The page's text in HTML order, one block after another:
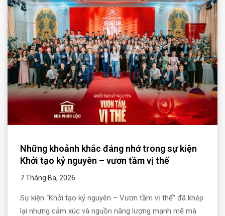
Những khoảnh khắc đáng nhớ trong sự kiện
Khởi tạo kỷ nguyên – vươn tầm vị thế
7 Tháng Ba, 2026
Sự kiện “Khởi tạo kỷ nguyên – Vươn tầm vị thế” đã khép
lại nhưng cảm xúc và nguồn năng lượng mạnh mẽ mà